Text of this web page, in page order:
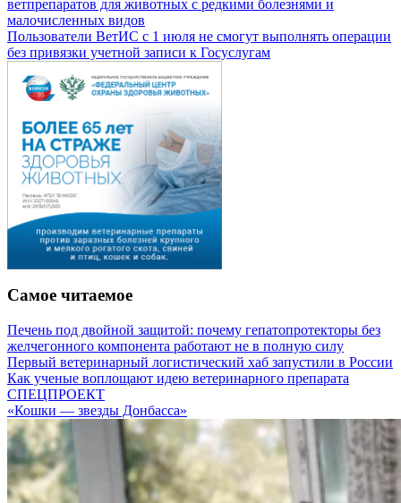
ветпрепаратов для животных с редкими болезнями и
малочисленных видов
Пользователи ВетИС с 1 июля не смогут выполнять операции
без привязки учетной записи к Госуслугам
Самое читаемое
Печень под двойной защитой: почему гепатопротекторы без
желчегонного компонента работают не в полную силу
Первый ветеринарный логистический хаб запустили в России
Как ученые воплощают идею ветеринарного препарата
СПЕЦПРОЕКТ
«Кошки — звезды Донбасса»